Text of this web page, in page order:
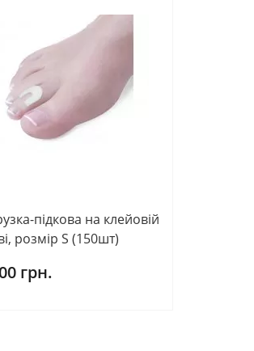
підкова на клейовій
розмір S (150шт)
грн.